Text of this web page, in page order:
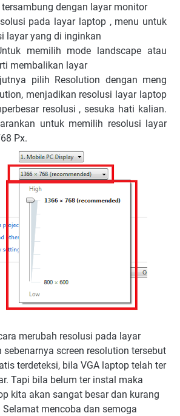
dengan layar monitor
pada layar laptop , menu untuk
layar yang di inginkan
memilih mode landscape atau
membalikan layar
pilih Resolution dengan meng
menjadikan resolusi layar laptop
resolusi , sesuka hati kalian.
untuk memilih resolusi layar
Px.
merubah resolusi pada layar
screen resolution tersebut
terdeteksi, bila VGA laptop telah ter
Tapi bila belum ter instal maka
kita akan sangat besar dan kurang
mencoba dan semoga